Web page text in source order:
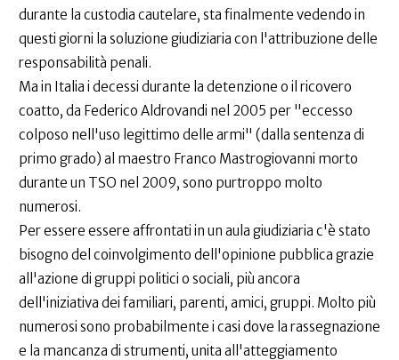
durante la custodia cautelare, sta finalmente vedendo in
questi giorni la soluzione giudiziaria con l'attribuzione delle
responsabilità penali.
Ma in Italia i decessi durante la detenzione o il ricovero
coatto, da Federico Aldrovandi nel 2005 per "eccesso
colposo nell'uso legittimo delle armi" (dalla sentenza di
primo grado) al maestro Franco Mastrogiovanni morto
durante un TSO nel 2009, sono purtroppo molto
numerosi.
Per essere essere affrontati in un aula giudiziaria c'è stato
bisogno del coinvolgimento dell'opinione pubblica grazie
all'azione di gruppi politici o sociali, più ancora
dell'iniziativa dei familiari, parenti, amici, gruppi. Molto più
numerosi sono probabilmente i casi dove la rassegnazione
e la mancanza di strumenti, unita all'atteggiamento